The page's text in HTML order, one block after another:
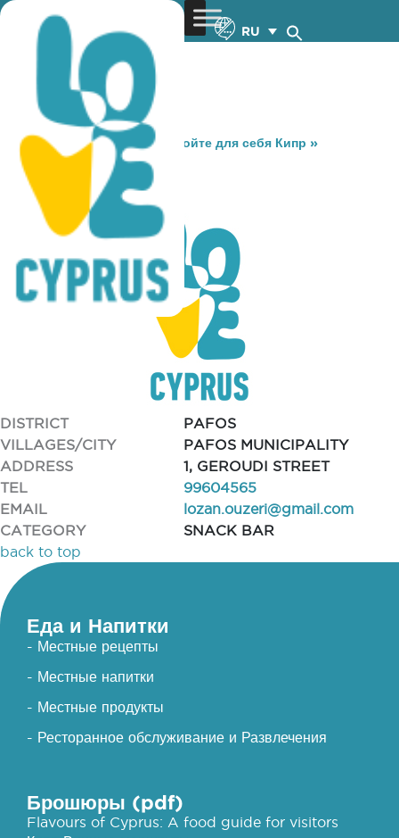
RU
You are here: Home »Откройте для себя Кипр »
Gastronomy
» LOZAN
LOZAN
DISTRICT
PAFOS
VILLAGES/CITY
PAFOS MUNICIPALITY
ADDRESS
1, GEROUDI STREET
TEL
99604565
EMAIL
lozan.ouzeri@gmail.com
CATEGORY
SNACK BAR
back to top
Еда и Напитки
- Местные рецепты
- Местные напитки
- Местные продукты
- Ресторанное обслуживание и Развлечения
Брошюры (pdf)
Flavours of Cyprus: A food guide for visitors